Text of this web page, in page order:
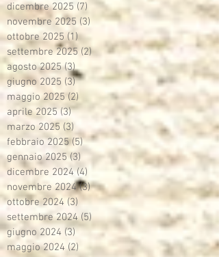
dicembre 2025 (7) 7 post
novembre 2025 (3)3 post
ottobre 2025 (1)1 post
settembre 2025 (2)2 post
agosto 2025 (3)3 post
giugno 2025 (3)3 post
maggio 2025 (2) 2 post
aprile 2025 (3)3 post
marzo 2025 (3) 3 post
febbraio 2025 (5)5 post
gennaio 2025 (3) 3 post
dicembre 2024 (4)
novembre 2024 (3)3 post
ottobre 2024 (3)3 post
settembre 2024 (5)5 post
giugno 2024 (3)3 post
maggio 2024 (2) 2 post